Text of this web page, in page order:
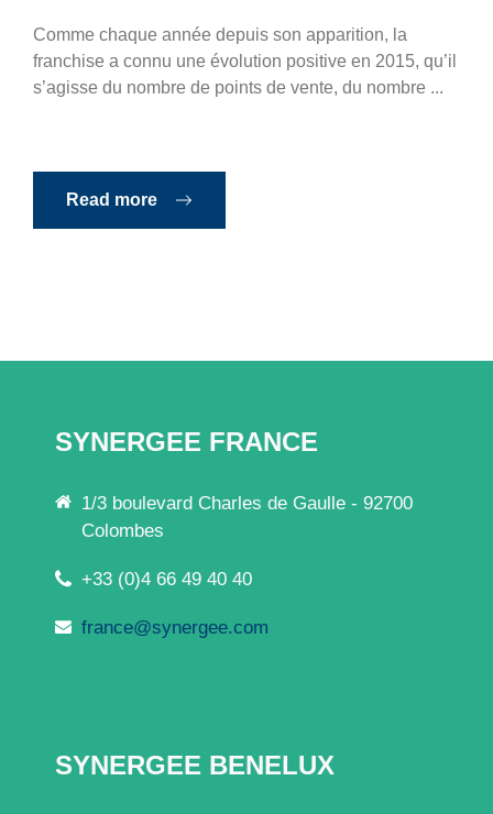
Comme chaque année depuis son apparition, la
franchise a connu une évolution positive en 2015, qu’il
s’agisse du nombre de points de vente, du nombre ...
Read more
SYNERGEE FRANCE
1/3 boulevard Charles de Gaulle - 92700
Colombes
+33 (0)4 66 49 40 40
france@synergee.com
SYNERGEE BENELUX